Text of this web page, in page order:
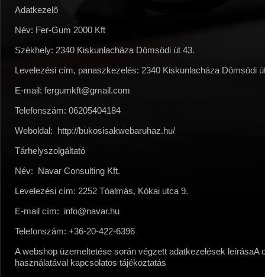
Adatkezelő
Név: Fer-Gum 2000 Kft
Székhely: 2340 Kiskunlacháza Dömsödi út 43.
Levelezési cím, panaszkezelés: 2340 Kiskunlacháza Dömsödi
E-mail: fergumkft@gmail.com
Telefonszám: 06205404184
Weboldal: http://bukosisakwebaruhaz.hu/
Tárhelyszolgáltató
Név: Navar Consulting Kft.
Levelezési cím: 2252 Tóalmás, Kókai utca 9.
E-mail cím: info@navar.hu
Telefonszám: +36-20-422-6396
A webshop üzemeltetése során végzett adatkezelések leírásaA
használatával kapcsolatos tájékoztatás